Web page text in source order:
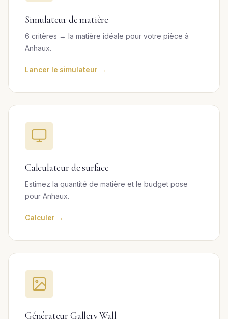
Simulateur de matière
6 critères → la matière idéale pour votre pièce à
Anhaux.
Lancer le simulateur →
Calculateur de surface
Estimez la quantité de matière et le budget pose
pour Anhaux.
Calculer →
Générateur Gallery Wall